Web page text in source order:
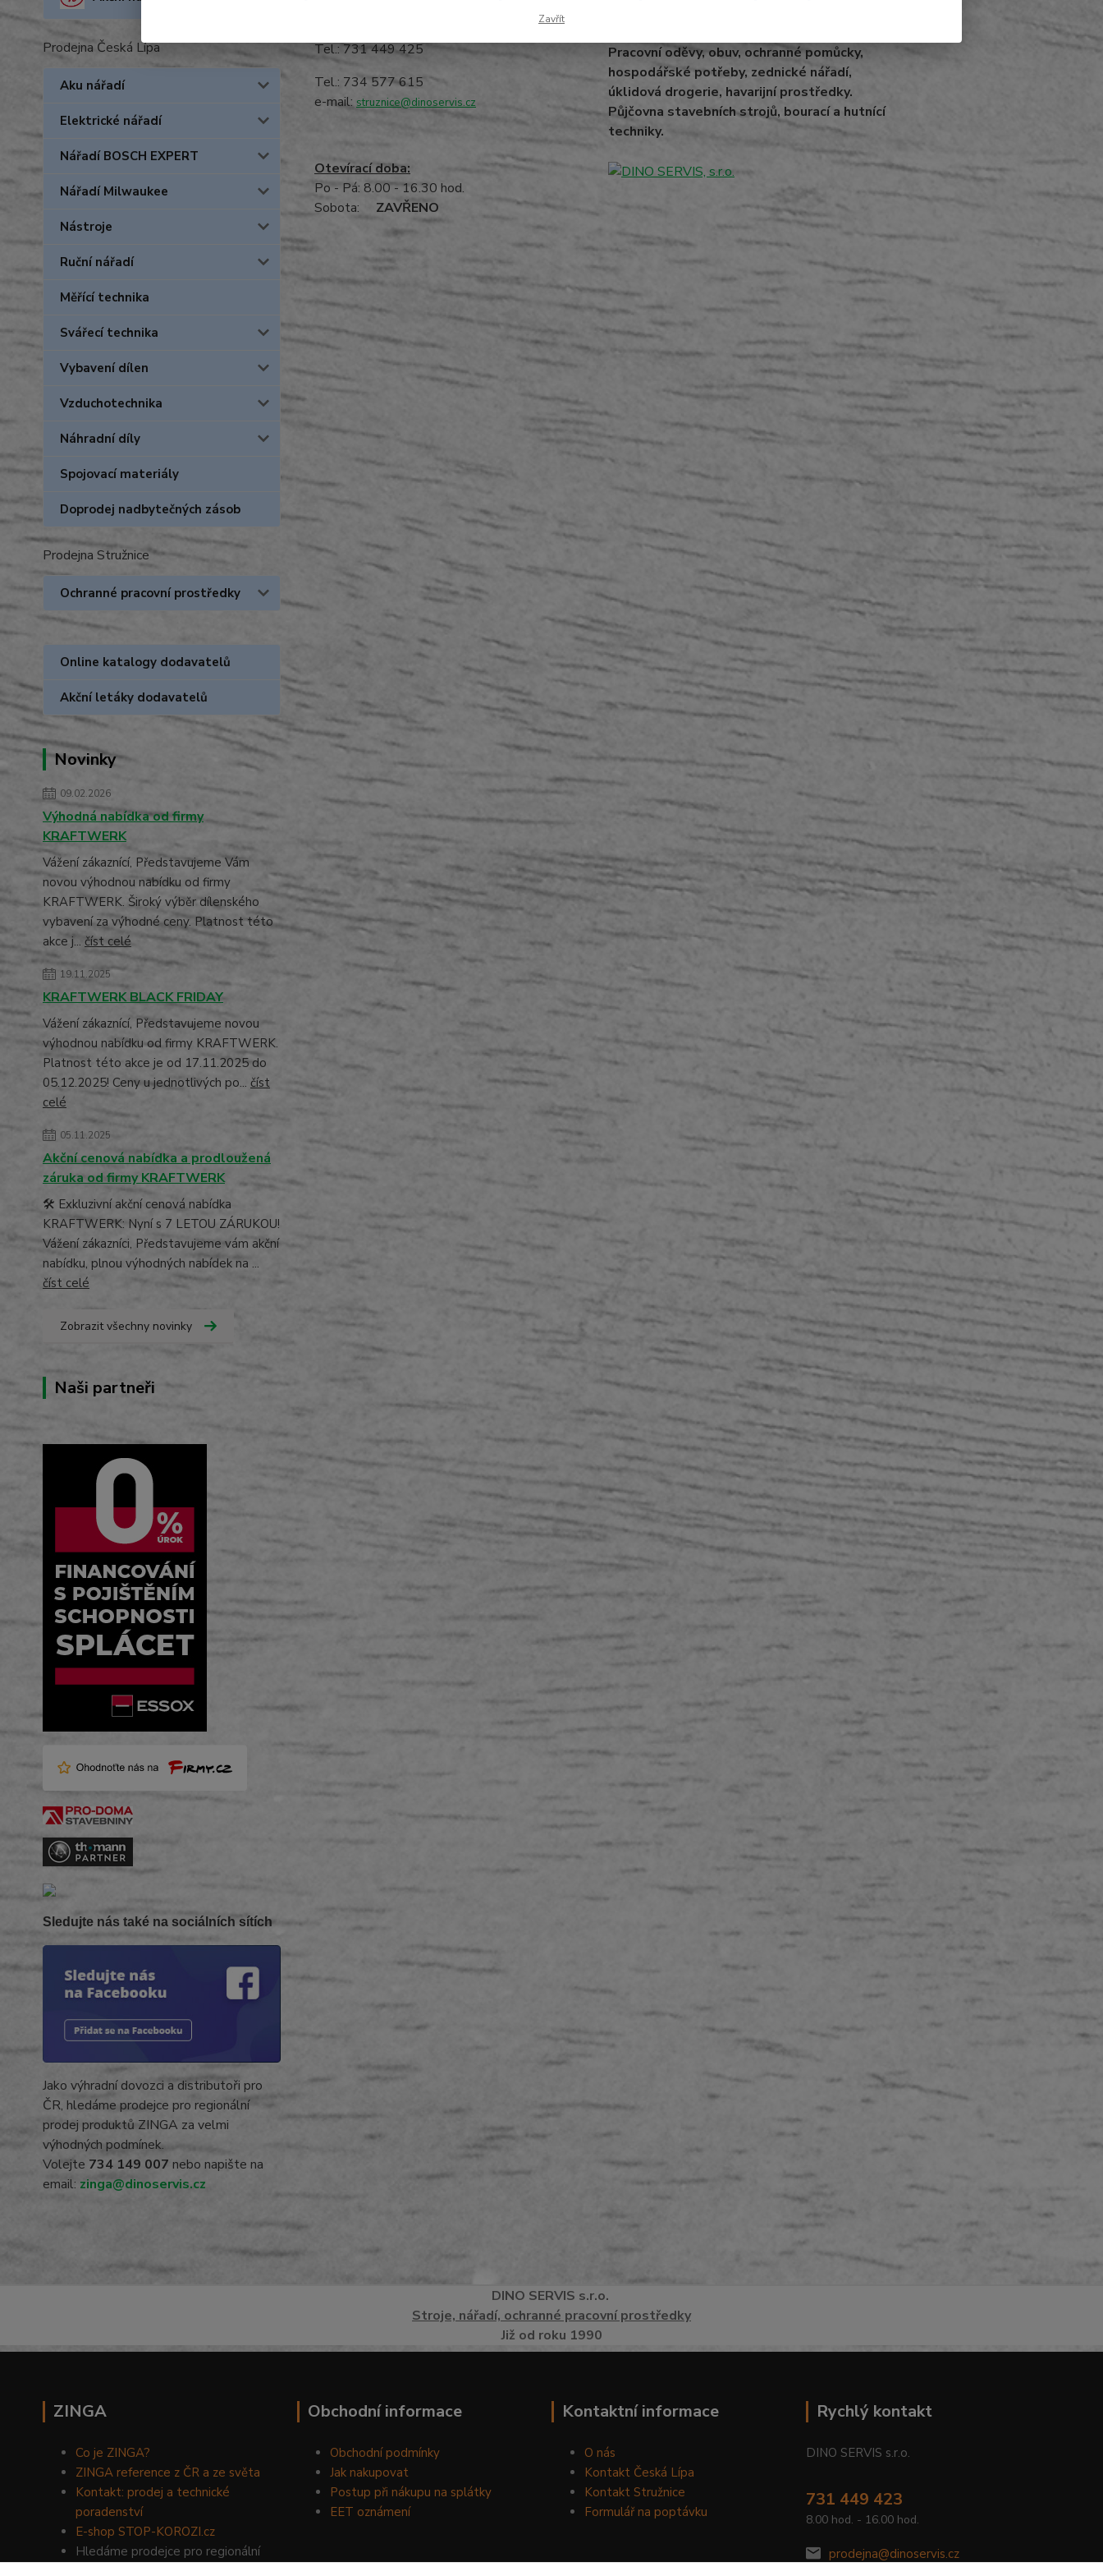
Prodejna Česká Lípa
Aku nářadí
Elektrické nářadí
Nářadí BOSCH EXPERT
Nářadí Milwaukee
Nástroje
Ruční nářadí
Měřící technika
Svářecí technika
Vybavení dílen
Vzduchotechnika
Náhradní díly
Spojovací materiály
Doprodej nadbytečných zásob
Prodejna Stružnice
Ochranné pracovní prostředky
Online katalogy dodavatelů
Akční letáky dodavatelů
Novinky
09.02.2026
Výhodná nabídka od firmy
KRAFTWERK
Vážení zákaznící, Představujeme Vám
novou výhodnou nabídku od firmy
KRAFTWERK. Široký výběr dílenského
vybavení za výhodné ceny. Platnost této
akce j... číst celé
19.11.2025
KRAFTWERK BLACK FRIDAY
Vážení zákaznící, Představujeme novou
výhodnou nabídku od firmy KRAFTWERK.
Platnost této akce je od 17.11.2025 do
05.12.2025! Ceny u jednotlivých po... číst
celé
05.11.2025
Akční cenová nabídka a prodloužená
záruka od firmy KRAFTWERK
🛠️ Exkluzivní akční cenová nabídka
KRAFTWERK: Nyní s 7 LETOU ZÁRUKOU!
Vážení zákazníci, Představujeme vám akční
nabídku, plnou výhodných nabídek na ...
číst celé
Zobrazit všechny novinky
Naši partneři
Sledujte nás také na sociálních sítích
Jako výhradní dovozci a distributoři pro
ČR, hledáme prodejce pro regionální
prodej produktů ZINGA za velmi
výhodných podmínek.
Volejte 734 149 007 nebo napište na
email: zinga@dinoservis.cz
Tel.: 731 449 425
Tel.: 734 577 615
e-mail: struznice@dinoservis.cz
Otevírací doba:
Po - Pá: 8.00 - 16.30 hod.
Sobota: ZAVŘENO
Pracovní oděvy, obuv, ochranné pomůcky,
hospodářské potřeby, zednické nářadí,
úklidová drogerie, havarijní prostředky.
Půjčovna stavebních strojů, bourací a hutnící
techniky.
DINO SERVIS s.r.o.
Stroje, nářadí, ochranné pracovní prostředky
Již od roku 1990
ZINGA
Co je ZINGA?
ZINGA reference z ČR a ze světa
Kontakt: prodej a technické
poradenství
E-shop STOP-KOROZI.cz
Hledáme prodejce pro regionální
Obchodní informace
Obchodní podmínky
Jak nakupovat
Postup při nákupu na splátky
EET oznámení
Kontaktní informace
O nás
Kontakt Česká Lípa
Kontakt Stružnice
Formulář na poptávku
Rychlý kontakt
DINO SERVIS s.r.o.
731 449 423
8.00 hod. - 16.00 hod.
prodejna@dinoservis.cz
Zavřít